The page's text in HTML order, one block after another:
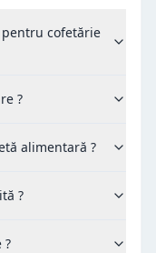
cofetărie
?
alimentară ?
?
?